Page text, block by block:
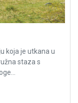
koja je utkana u
staza s